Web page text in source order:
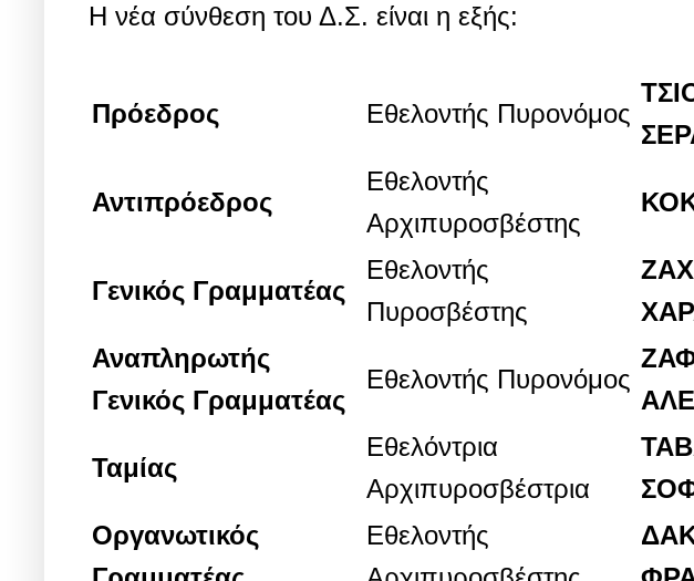
Η νέα σύνθεση του Δ.Σ. είναι η εξής:
Πρόεδρος Εθελοντής Πυρονόμος
Αντιπρόεδρος
Εθελοντής
Αρχιπυροσβέστης
Γενικός Γραμματέας
Εθελοντής
Πυροσβέστης
Αναπληρωτής
Γενικός Γραμματέας
Εθελοντής Πυρονόμος
Ταμίας
Εθελόντρια
Αρχιπυροσβέστρια
Οργανωτικός
Εθελοντής